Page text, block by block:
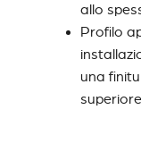
allo
Profilo
una